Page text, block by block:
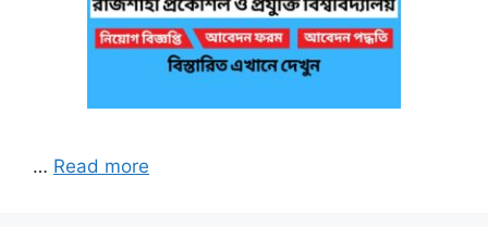
… Read more